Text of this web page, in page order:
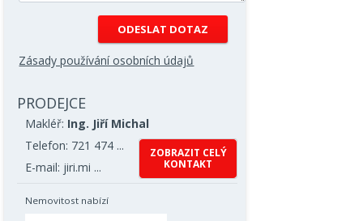
Zásady používání osobních údajů
PRODEJCE
Makléř: Ing. Jiří Michal
Telefon: 721 474 ...
E-mail: jiri.mi ...
ZOBRAZIT CELÝ
KONTAKT
Nemovitost nabízí